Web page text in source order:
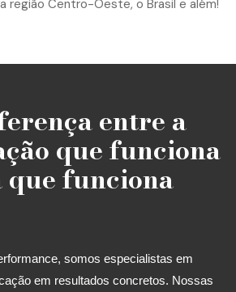
entre a
que funciona
que funciona
somos especialistas em
em resultados concretos. Nossas